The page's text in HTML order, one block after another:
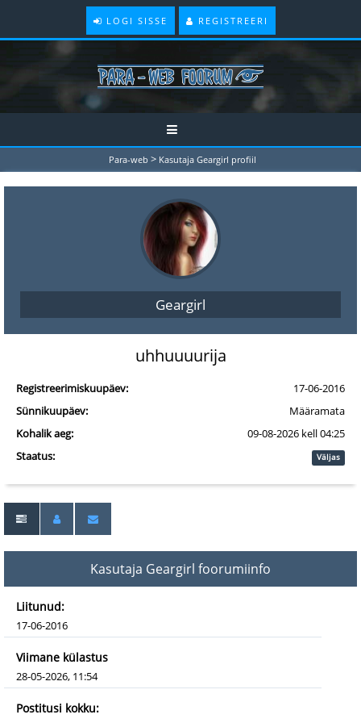
LOGI SISSE REGISTREERI
Para-web > Kasutaja Geargirl profiil
Geargirl
uhhuuuurija
Registreerimiskuupäev:
17-06-2016
Sünnikuupäev:
Määramata
Kohalik aeg:
09-08-2026 kell 04:25
Staatus:
Väljas
Kasutaja Geargirl foorumiinfo
Liitunud:
17-06-2016
Viimane külastus
28-05-2026, 11:54
Postitusi kokku: